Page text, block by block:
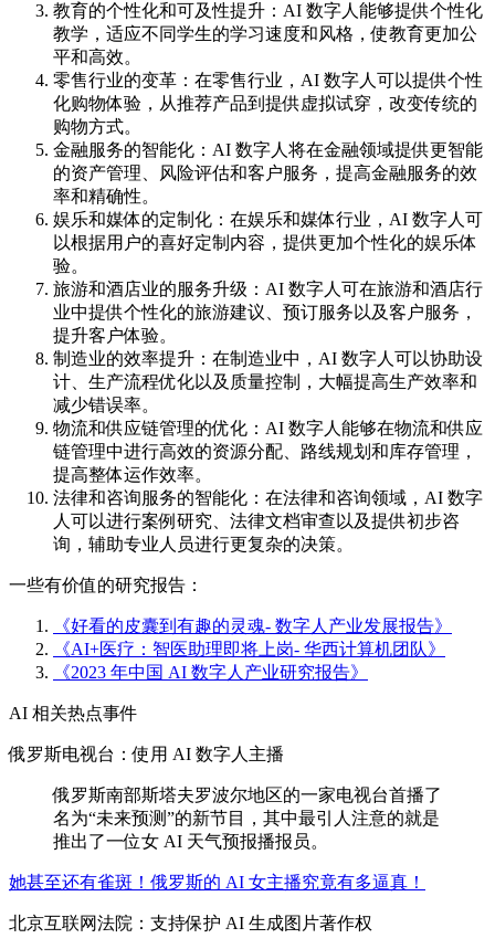
教育的个性化和可及性提升：AI 数字人能够提供个性化
教学，适应不同学生的学习速度和风格，使教育更加公
平和高效。
零售行业的变革：在零售行业，AI 数字人可以提供个性
化购物体验，从推荐产品到提供虚拟试穿，改变传统的
购物方式。
金融服务的智能化：AI 数字人将在金融领域提供更智能
的资产管理、风险评估和客户服务，提高金融服务的效
率和精确性。
娱乐和媒体的定制化：在娱乐和媒体行业，AI 数字人可
以根据用户的喜好定制内容，提供更加个性化的娱乐体
验。
旅游和酒店业的服务升级：AI 数字人可在旅游和酒店行
业中提供个性化的旅游建议、预订服务以及客户服务，
提升客户体验。
制造业的效率提升：在制造业中，AI 数字人可以协助设
计、生产流程优化以及质量控制，大幅提高生产效率和
减少错误率。
物流和供应链管理的优化：AI 数字人能够在物流和供应
链管理中进行高效的资源分配、路线规划和库存管理，
提高整体运作效率。
法律和咨询服务的智能化：在法律和咨询领域，AI 数字
人可以进行案例研究、法律文档审查以及提供初步咨
询，辅助专业人员进行更复杂的决策。
一些有价值的研究报告：
《好看的皮囊到有趣的灵魂- 数字人产业发展报告》
《AI+医疗：智医助理即将上岗- 华西计算机团队》
《2023 年中国 AI 数字人产业研究报告》
AI 相关热点事件
俄罗斯电视台：使用 AI 数字人主播
俄罗斯南部斯塔夫罗波尔地区的一家电视台首播了
名为“未来预测”的新节目，其中最引人注意的就是
推出了一位女 AI 天气预报播报员。
她甚至还有雀斑！俄罗斯的 AI 女主播究竟有多逼真！
北京互联网法院：支持保护 AI 生成图片著作权